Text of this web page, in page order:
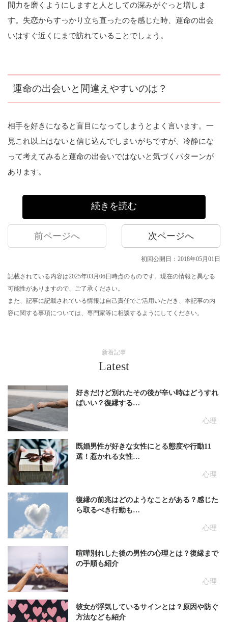
間力を磨くようにしますと人としての深みがぐっと増しま
す。失恋からすっかり立ち直ったのを感じた時、運命の出会
いはすぐ近くにまで訪れていることでしょう。
運命の出会いと間違えやすいのは？
相手を好きになると盲目になってしまうとよく言います。一
見これ以上はないと信じ込んでしまいがちですが、冷静にな
って考えてみると運命の出会いではないと気づくパターンが
あります。
続きを読む
前ページへ 次ページへ
初回公開日：2018年05月01日
記載されている内容は2025年03月06日時点のものです。現在の情報と異なる
可能性がありますので、ご了承ください。
また、記事に記載されている情報は自己責任でご活用いただき、本記事の内
容に関する事項については、専門家等に相談するようにしてください。
新着記事
Latest
心理
好きだけど別れたその後が辛い時はどうすれ
ばいい？復縁する…
心理
既婚男性が好きな女性にとる態度や行動11
選！惹かれる女性…
心理
復縁の前兆はどのようなことがある？感じた
ら取るべき行動も…
心理
喧嘩別れした後の男性の心理とは？復縁まで
の手順も紹介
彼女が浮気しているサインとは？原因や防ぐ
方法なども紹介